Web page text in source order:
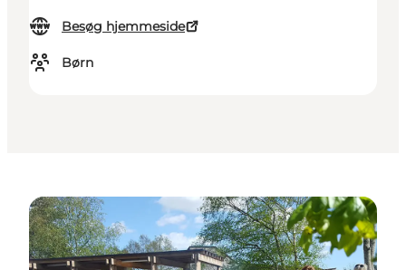
Besøg hjemmeside
Børn